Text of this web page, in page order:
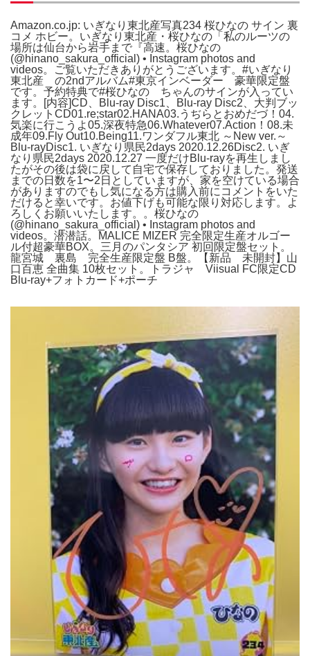
Amazon.co.jp: いぎなり東北産写真234 桜ひなの サイン 裏
コメ ホビー。いぎなり東北産・桜ひなの「私のルーツの
場所は仙台から岩手まで『高速。桜ひなの
(@hinano_sakura_official) • Instagram photos and
videos。ご覧いただきありがとうございます。#いぎなり
東北産 の2ndアルバム#東京インベーダー 豪華限定盤
です。予約特典で#桜ひなの ちゃんのサインが入ってい
ます。[内容]CD、Blu-ray Disc1、Blu-ray Disc2、大判ブッ
クレットCD01.re;star02.HANA03.うぢらとおめだづ！04.
気楽に行こうよ05.深夜特急06.Whatever07.Action！08.未
成年09.Fly Out10.Being11.ワンダフル東北 ～New ver.～
Blu-rayDisc1. いぎなり県民2days 2020.12.26Disc2. いぎ
なり県民2days 2020.12.27 一度だけBlu-rayを再生しまし
たがその後は袋に戻して自宅で保存しておりました。発送
までの日数を1〜2日としていますが、家を空けている場合
がありますのでもし気になる方は購入前にコメントをいた
だけると幸いです。お値下げも可能な限り対応します。よ
ろしくお願いいたします。。桜ひなの
(@hinano_sakura_official) • Instagram photos and
videos。潜潜話。MALICE MIZER 完全限定生産オルゴー
ル付超豪華BOX。三月のパンタシア 初回限定盤セット。
龍宮城 裏島 完全生産限定盤 B盤。【新品 未開封】山
口百恵 全曲集 10枚セット。トラジャ Viisual FC限定CD
Blu-ray+フォトカード+ポーチ